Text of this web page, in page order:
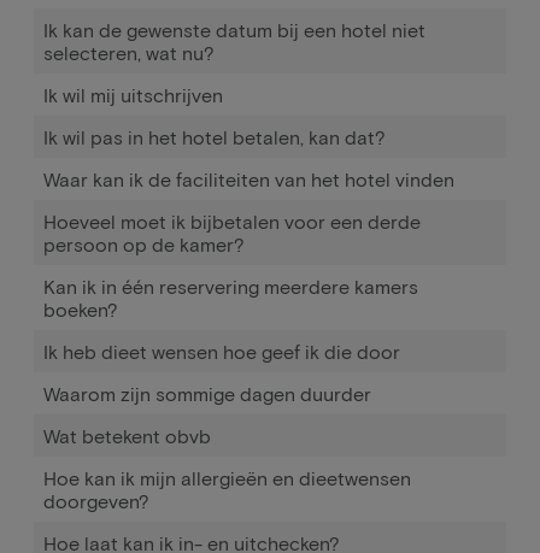
Ik kan de gewenste datum bij een hotel niet
selecteren, wat nu?
Ik wil mij uitschrijven
Ik wil pas in het hotel betalen, kan dat?
Waar kan ik de faciliteiten van het hotel vinden
Hoeveel moet ik bijbetalen voor een derde
persoon op de kamer?
Kan ik in één reservering meerdere kamers
boeken?
Ik heb dieet wensen hoe geef ik die door
Waarom zijn sommige dagen duurder
Wat betekent obvb
Hoe kan ik mijn allergieën en dieetwensen
doorgeven?
Hoe laat kan ik in- en uitchecken?